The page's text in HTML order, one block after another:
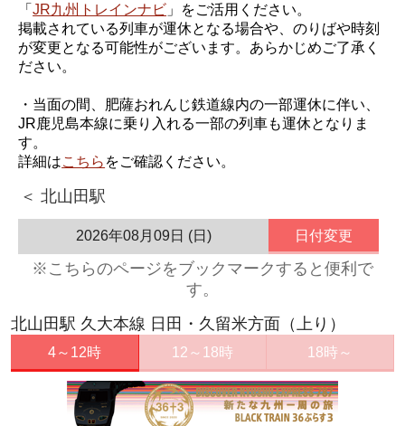
「JR九州トレインナビ 」をご活用ください。
掲載されている列車が運休となる場合や、のりばや時刻
が変更となる可能性がございます。あらかじめご了承く
ださい。
・当面の間、肥薩おれんじ鉄道線内の一部運休に伴い、
JR鹿児島本線に乗り入れる一部の列車も運休となりま
す。
詳細はこちら をご確認ください。
＜ 北山田駅
2026年08月09日 (日) 日付変更
※こちらのページをブックマークすると便利で
す。
北山田駅 久大本線 日田・久留米方面（上り）
4～12時 12～18時 18時～